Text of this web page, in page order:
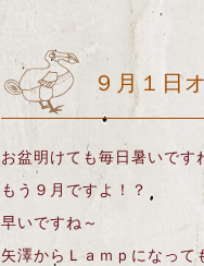
９月１日
お盆明けても毎日暑いです
もう９月ですよ！？
早いですね～
矢澤からＬａｍｐになって